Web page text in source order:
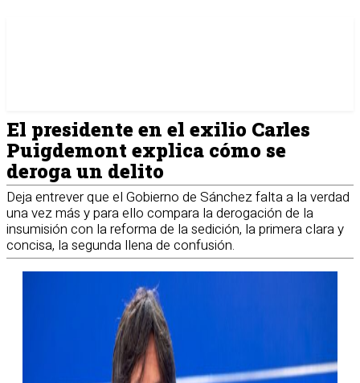
El presidente en el exilio Carles
Puigdemont explica cómo se
deroga un delito
Deja entrever que el Gobierno de Sánchez falta a la verdad
una vez más y para ello compara la derogación de la
insumisión con la reforma de la sedición, la primera clara y
concisa, la segunda llena de confusión.